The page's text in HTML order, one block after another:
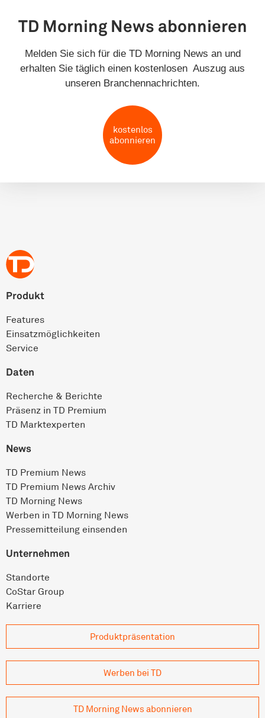
TD Morning News abonnieren
Melden Sie sich für die TD Morning News an und
erhalten Sie täglich einen kostenlosen Auszug aus
unseren Branchennachrichten.
kostenlos
abonnieren
Produkt
Features
Einsatz­möglichkeiten
Service
Daten
Recherche & Berichte
Präsenz in TD Premium
TD Marktexperten
News
TD Premium News
TD Premium News Archiv
TD Morning News
Werben in TD Morning News
Pressemitteilung einsenden
Unternehmen
Standorte
CoStar Group
Karriere
Produkt­präsentation
Werben bei TD
TD Morning News abonnieren